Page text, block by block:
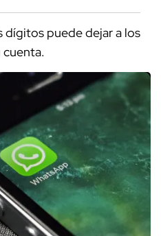
dígitos puede dejar a los
cuenta.